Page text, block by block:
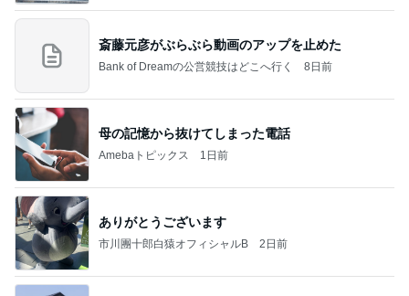
斎藤元彦がぶらぶら動画のアップを止めた
Bank of Dreamの公営競技はどこへ行く 8日前
母の記憶から抜けてしまった電話
Amebaトピックス 1日前
ありがとうございます
市川團十郎白猿オフィシャルB 2日前